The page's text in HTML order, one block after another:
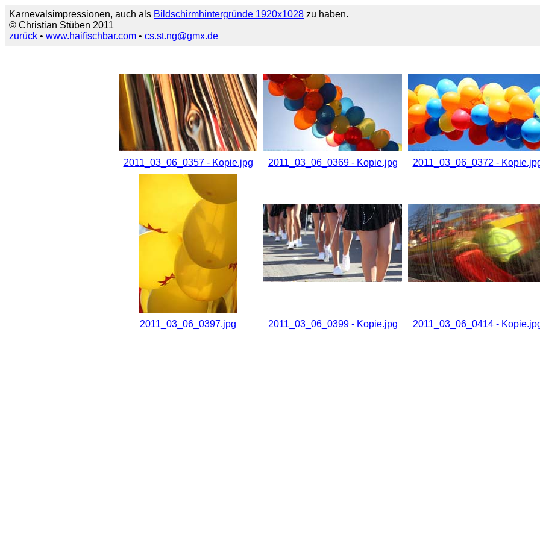
Karnevalsimpressionen, auch als Bildschirmhintergründe 1920x1028 zu haben.
© Christian Stüben 2011
zurück • www.haifischbar.com • cs.st.ng@gmx.de
2011_03_06_0357 - Kopie.jpg 2011_03_06_0369 - Kopie.jpg 2011_03_06_0372 -
2011_03_06_0397.jpg 2011_03_06_0399 - Kopie.jpg 2011_03_06_0414 -